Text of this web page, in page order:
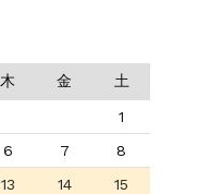
木 金 土
1
6 7
8
13 14
15